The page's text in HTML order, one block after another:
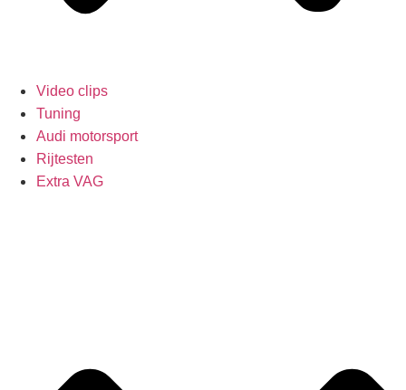
Video clips
Tuning
Audi motorsport
Rijtesten
Extra VAG